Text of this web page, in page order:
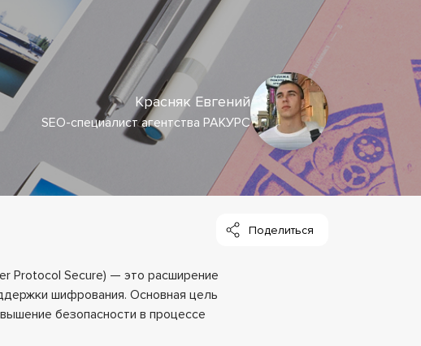
Красняк Евгений
SEO-специалист агентства РАКУРС
Protocol Secure) — это расширение
шифрования. Основная цель
безопасности в процессе